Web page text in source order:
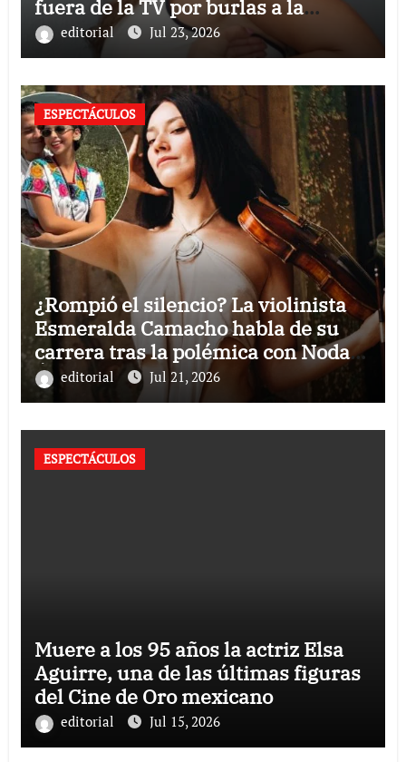
fuera de la TV por burlas a la
Selección Mexicana
editorial Jul 23, 2026
ESPECTÁCULOS
¿Rompió el silencio? La violinista
Esmeralda Camacho habla de su
carrera tras la polémica con Nodal y
Ángela Aguilar
editorial Jul 21, 2026
ESPECTÁCULOS
Muere a los 95 años la actriz Elsa
Aguirre, una de las últimas figuras
del Cine de Oro mexicano
editorial Jul 15, 2026